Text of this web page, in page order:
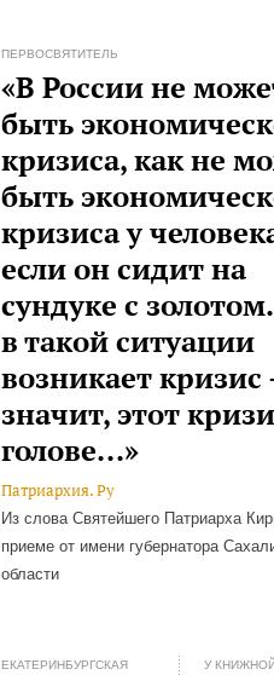
ПЕРВОСВЯТИТЕЛЬ
«В России не
быть
кризиса, как не
быть
кризиса у
если он сидит на
сундуке с
в такой ситуации
возникает кризис
значит, этот
голове...»
Патриархия. Ру
Из слова Святейшего Патриарха
приеме от имени губернатора
области
ЕКАТЕРИНБУРГСКАЯ
У